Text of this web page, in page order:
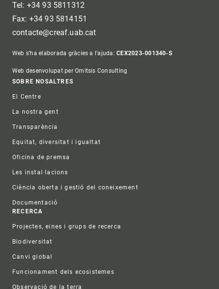
Tel: +34 93 5811312
Fax: +34 93 5814151
contacte@creaf.uab.cat
Web s'ha elaborada gràcies a l'ajuda:CEX2023-001340-S
Web desenvolupat per Omitsis Consulting
Footer
SOBRE NOSALTRES
El Centre
La nostra gent
Transparència
Equitat, diversitat i igualtat
Oficina de premsa
Les instal·lacions
Ciència oberta i gestió del coneixement
Documentació
RECERCA
Projectes, eines i grups de recerca
Biodiversitat
Canvi global
Funcionament dels ecosistemes
Observació de la terra